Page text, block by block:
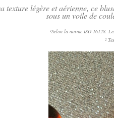
texture légère et aérienne, ce
sous un voile de
¹Selon la norme ISO 16128.
²